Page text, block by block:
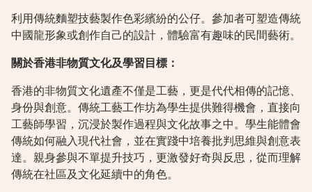
利用傳統麵塑技藝製作色彩繽紛的公仔。參加者可塑造傳統
中國龍形象或創作自己的設計，體驗富有趣味的民間藝術。
關於香港非物質文化及學習目標：
香港的非物質文化遺產不僅是工藝，更是代代相傳的記憶、
身份與創意。傳統工藝工作坊為學生提供難得機會，直接向
工藝師學習，沉浸於製作過程與文化故事之中。學生能體會
傳統如何融入現代社會，並在實踐中培養批判思維與創意表
達。親身參與不單提升技巧，更激發好奇與反思，從而理解
傳統在社區及文化延續中的角色。